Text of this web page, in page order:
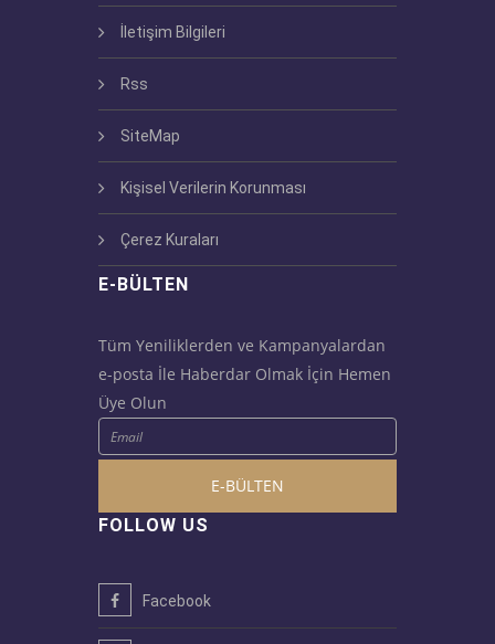
İletişim Bilgileri
Rss
SiteMap
Kişisel Verilerin Korunması
Çerez Kuraları
E-BÜLTEN
Tüm Yeniliklerden ve Kampanyalardan
e-posta İle Haberdar Olmak İçin Hemen
Üye Olun
E-BÜLTEN
FOLLOW US
Facebook